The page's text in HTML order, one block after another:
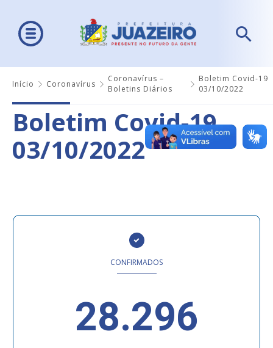
Início Coronavírus
Coronavírus –
Boletins Diários
Boletim Covid-19
03/10/2022
Boletim Covid-19
03/10/2022
CONFIRMADOS
28.296